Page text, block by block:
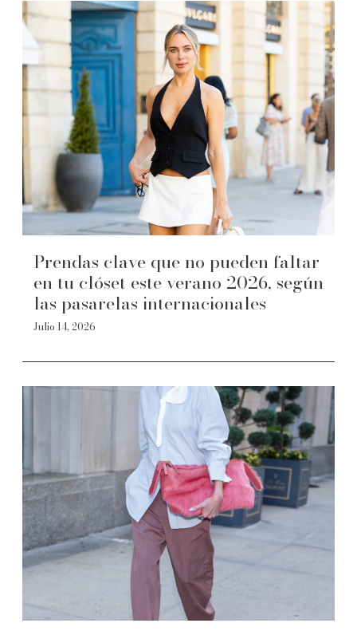
Prendas clave que no pueden faltar
en tu clóset este verano 2026, según
las pasarelas internacionales
Julio 14, 2026